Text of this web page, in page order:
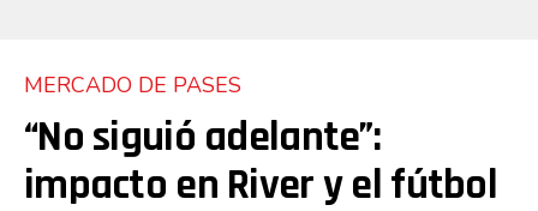
MERCADO DE PASES
“No siguió adelante”:
impacto en River y el fútbol